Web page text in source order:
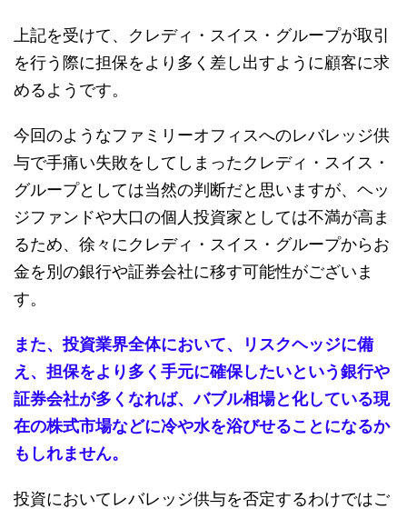
上記を受けて、クレディ・スイス・グループが取引
を行う際に担保をより多く差し出すように顧客に求
めるようです。
今回のようなファミリーオフィスへのレバレッジ供
与で手痛い失敗をしてしまったクレディ・スイス・
グループとしては当然の判断だと思いますが、ヘッ
ジファンドや大口の個人投資家としては不満が高ま
るため、徐々にクレディ・スイス・グループからお
金を別の銀行や証券会社に移す可能性がございま
す。
また、投資業界全体において、リスクヘッジに備
え、担保をより多く手元に確保したいという銀行や
証券会社が多くなれば、バブル相場と化している現
在の株式市場などに冷や水を浴びせることになるか
もしれません。
投資においてレバレッジ供与を否定するわけではご